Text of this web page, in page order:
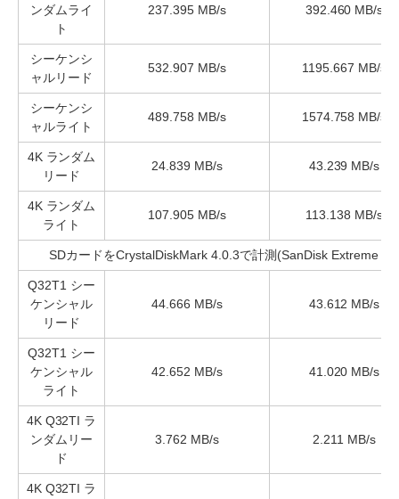
ンダムライ
ト
237.395 MB/s 392.460 MB/s
シーケンシ
ャルリード
532.907 MB/s 1195.667 MB/s
シーケンシ
ャルライト
489.758 MB/s 1574.758 MB/s
4K ランダム
リード
24.839 MB/s 43.239 MB/s
4K ランダム
ライト
107.905 MB/s 113.138 MB/s
SDカードをCrystalDiskMark 4.0.3で計測(SanDisk Extreme
Q32T1 シー
ケンシャル
リード
44.666 MB/s 43.612 MB/s
Q32T1 シー
ケンシャル
ライト
42.652 MB/s 41.020 MB/s
4K Q32TI ラ
ンダムリー
ド
3.762 MB/s 2.211 MB/s
4K Q32TI ラ